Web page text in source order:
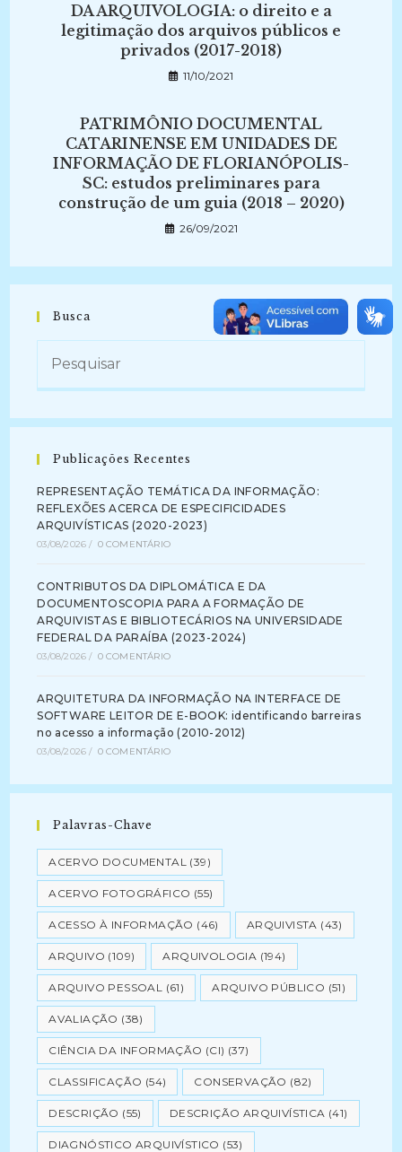
DA ARQUIVOLOGIA: o direito e a
legitimação dos arquivos públicos e
privados (2017-2018)
11/10/2021
PATRIMÔNIO DOCUMENTAL
CATARINENSE EM UNIDADES DE
INFORMAÇÃO DE FLORIANÓPOLIS-
SC: estudos preliminares para
construção de um guia (2018 – 2020)
26/09/2021
Busca
Publicações Recentes
REPRESENTAÇÃO TEMÁTICA DA INFORMAÇÃO:
REFLEXÕES ACERCA DE ESPECIFICIDADES
ARQUIVÍSTICAS (2020-2023)
03/08/2026 / 0 COMENTÁRIO
CONTRIBUTOS DA DIPLOMÁTICA E DA
DOCUMENTOSCOPIA PARA A FORMAÇÃO DE
ARQUIVISTAS E BIBLIOTECÁRIOS NA UNIVERSIDADE
FEDERAL DA PARAÍBA (2023-2024)
03/08/2026 / 0 COMENTÁRIO
ARQUITETURA DA INFORMAÇÃO NA INTERFACE DE
SOFTWARE LEITOR DE E-BOOK: identificando barreiras
no acesso a informação (2010-2012)
03/08/2026 / 0 COMENTÁRIO
Palavras-Chave
ACERVO DOCUMENTAL (39)
ACERVO FOTOGRÁFICO (55)
ACESSO À INFORMAÇÃO (46) ARQUIVISTA (43)
ARQUIVO (109) ARQUIVOLOGIA (194)
ARQUIVO PESSOAL (61) ARQUIVO PÚBLICO (51)
AVALIAÇÃO (38)
CIÊNCIA DA INFORMAÇÃO (CI) (37)
CLASSIFICAÇÃO (54) CONSERVAÇÃO (82)
DESCRIÇÃO (55) DESCRIÇÃO ARQUIVÍSTICA (41)
DIAGNÓSTICO ARQUIVÍSTICO (53)